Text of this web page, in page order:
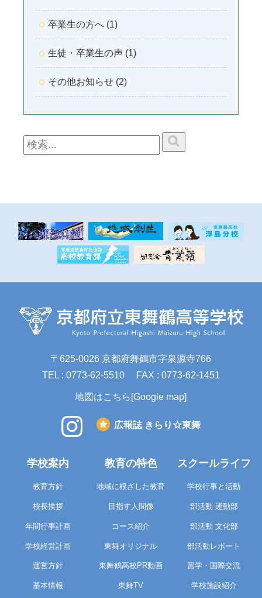
卒業生の方へ (1)
生徒・卒業生の声 (1)
その他お知らせ (2)
〒625-0026 京都府舞鶴市字泉源寺766
TEL : 0773-62-5510FAX : 0773-62-1451
地図はこちら[Google map]
広報誌 きらり☆東舞
学校案内
教育方針
校長挨拶
年間行事計画
学校経営計画
運営方針
基本情報
教育の特色
地域に根ざした教育
目指す人間像
コース紹介
東舞オリジナル
東舞鶴高校PR動画
東舞TV
スクールライフ
学校行事と活動
部活動 運動部
部活動 文化部
部活動レポート
留学・国際交流
学校施設紹介